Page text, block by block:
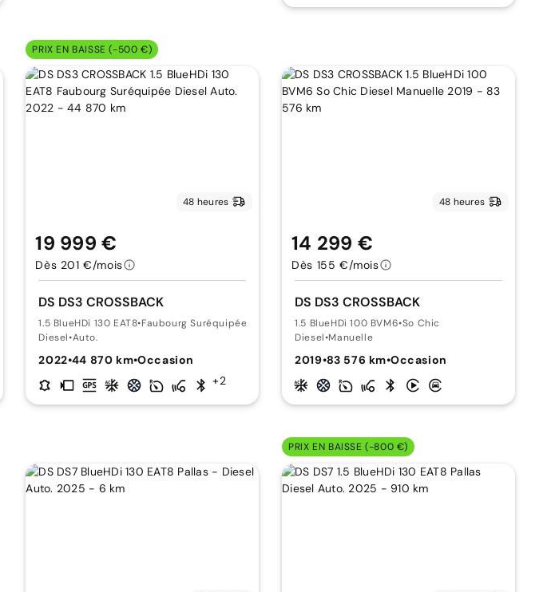
PRIX EN BAISSE (-500 €)
48 heures
DS DS3 CROSSBACK
1.5 BlueHDi 130 EAT8•Faubourg Suréquipée
Diesel•Auto.
2022•44 870 km•Occasion
+2
19 999 €
Dès 201 €/mois
48 heures
DS DS3 CROSSBACK
1.5 BlueHDi 100 BVM6•So Chic
Diesel•Manuelle
2019•83 576 km•Occasion
14 299 €
Dès 155 €/mois
PRIX EN BAISSE (-800 €)